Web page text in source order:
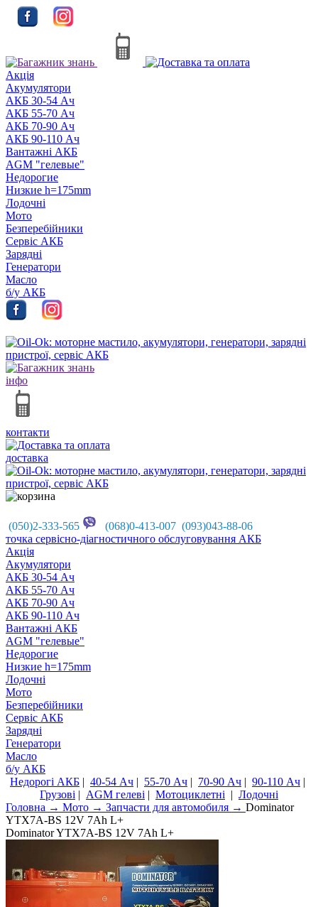
Акцiя
Акумулятори
АКБ 30-54 Ач
АКБ 55-70 Ач
АКБ 70-90 Ач
АКБ 90-110 Ач
Вантажні АКБ
AGM "гелевые"
Недорогие
Низкие h=175mm
Лодочні
Мото
Безперебійники
Сервiс АКБ
Зарядні
Генератори
Масло
б/у АКБ
інфо
контакти
доставка
(050)2-333-565
(068)0-413-007 (093)043-88-06
точка сервісно-діагностичного обслуговування АКБ
Акцiя
Акумулятори
АКБ 30-54 Ач
АКБ 55-70 Ач
АКБ 70-90 Ач
АКБ 90-110 Ач
Вантажні АКБ
AGM "гелевые"
Недорогие
Низкие h=175mm
Лодочні
Мото
Безперебійники
Сервiс АКБ
Зарядні
Генератори
Масло
б/у АКБ
Недорогі АКБ | 40-54 Ач | 55-70 Ач | 70-90 Ач | 90-110 Ач |
Грузові | AGM гелеві | Мотоциклетні | Лодочні
Головна → Мото → Запчасти для автомобиля → Dominator
YTX7A-BS 12V 7Ah L+
Dominator YTX7A-BS 12V 7Ah L+